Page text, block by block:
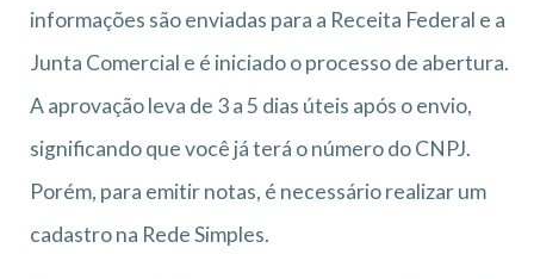
informações são enviadas para a Receita Federal e a
Junta Comercial e é iniciado o processo de abertura.
A aprovação leva de 3 a 5 dias úteis após o envio,
significando que você já terá o número do CNPJ.
Porém, para emitir notas, é necessário realizar um
cadastro na Rede Simples.